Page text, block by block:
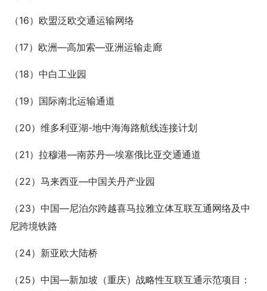
（16）欧盟泛欧交通运输网络
（17）欧洲—高加索—亚洲运输走廊
（18）中白工业园
（19）国际南北运输通道
（20）维多利亚湖-地中海海路航线连接计划
（21）拉穆港—南苏丹—埃塞俄比亚交通通道
（22）马来西亚—中国关丹产业园
（23）中国—尼泊尔跨越喜马拉雅立体互联互通网络及中
尼跨境铁路
（24）新亚欧大陆桥
（25）中国—新加坡（重庆）战略性互联互通示范项目：